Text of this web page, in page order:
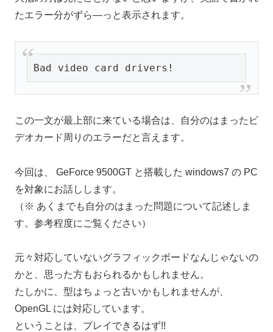
たエラー分がずら―っと表示されます。
Bad video card drivers!
この一文が最上部に来ている場合は、自分のはまったビ
デオカード周りのエラーだと言えます。
今回は、 GeForce 9500GT と搭載した windows7 の PC
を対象にお話しします。
（※ あくまでも自分のはまった問題について記述しま
す。参考程度にご覧ください）
元々対応していないグラフィックボードなんじゃないの
かと、思った方もおられるかもしれません。
たしかに、型はちょっと古いかもしれませんが、
OpenGL には対応しています。
ということは、プレイできるはず!!